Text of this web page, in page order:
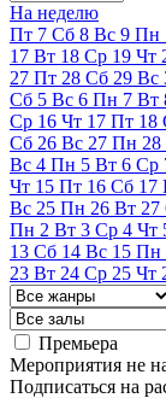
На неделю
Пт 7 Сб 8 Вс 9 Пн
17 Вт 18 Ср 19 Чт
27 Пт 28 Сб 29 Вс
Сб 5 Вс 6 Пн 7 Вт
Ср 16 Чт 17 Пт 18
Сб 26 Вс 27 Пн 28
Вс 4 Пн 5 Вт 6 Ср
Чт 15 Пт 16 Сб 17
Вс 25 Пн 26 Вт 27
Пн 2 Вт 3 Ср 4 Чт
13 Сб 14 Вс 15 Пн
23 Вт 24 Ср 25 Чт
Премьера
Мероприятия не
Подписаться на